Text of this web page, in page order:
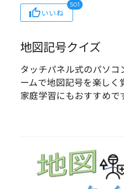
いいね
501
地図記号クイズ
タッチパネル式のパソコ
ームで地図記号を楽しく
家庭学習にもおすすめで